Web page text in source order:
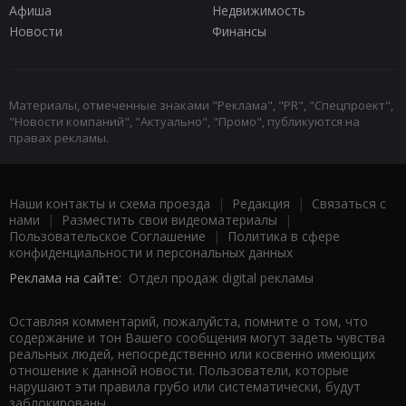
Афиша
Недвижимость
Новости
Финансы
Материалы, отмеченные знаками "Реклама", "PR", "Спецпроект",
"Новости компаний", "Актуально", "Промо", публикуются на
правах рекламы.
Наши контакты и схема проезда | Редакция | Связаться с
нами | Разместить свои видеоматериалы |
Пользовательское Соглашение |
Политика в сфере
конфиденциальности и персональных данных
Реклама на сайте: Отдел продаж digital рекламы
Оставляя комментарий, пожалуйста, помните о том, что
содержание и тон Вашего сообщения могут задеть чувства
реальных людей, непосредственно или косвенно имеющих
отношение к данной новости. Пользователи, которые
нарушают эти правила грубо или систематически, будут